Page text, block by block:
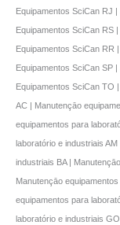
Equipamentos SciCan RJ
Equipamentos SciCan RS
Equipamentos SciCan RR
Equipamentos SciCan SP
Equipamentos SciCan TO
AC | Manutençāo
equipamentos para
laboratório e industriais
industriais BA |
Manutençāo
equipamentos para
laboratório e industriais